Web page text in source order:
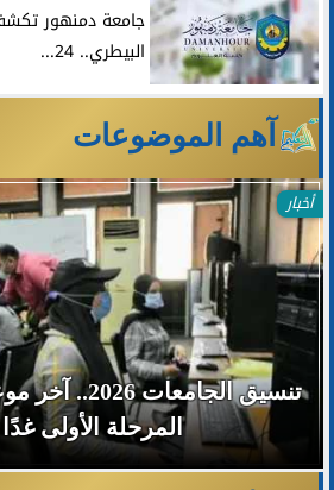
جامعة دمنهور
البيطري.. 24...
آهم الموضوعات
أخبار
تنسيق
المرحلة الأولى غدًا